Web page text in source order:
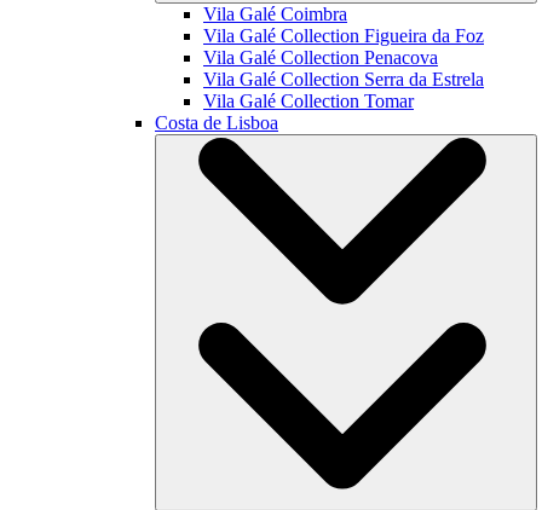
Vila Galé Coimbra
Vila Galé Collection Figueira da Foz
Vila Galé Collection Penacova
Vila Galé Collection Serra da Estrela
Vila Galé Collection Tomar
Costa de Lisboa